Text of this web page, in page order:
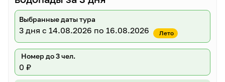
Выбранные даты тура
3 дня с 14.08.2026 по 16.08.2026 Лето
Номер до 3 чел.
0 ₽